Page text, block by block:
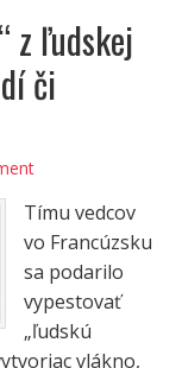
z ľudskej
či
Tímu vedcov
vo Francúzsku
sa podarilo
vypestovať
„ľudskú
vlákno,